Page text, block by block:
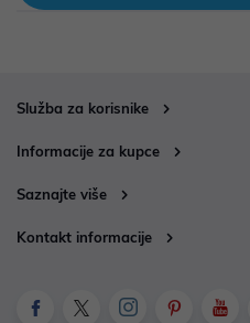
Služba za korisnike
Informacije za kupce
Saznajte više
Kontakt informacije